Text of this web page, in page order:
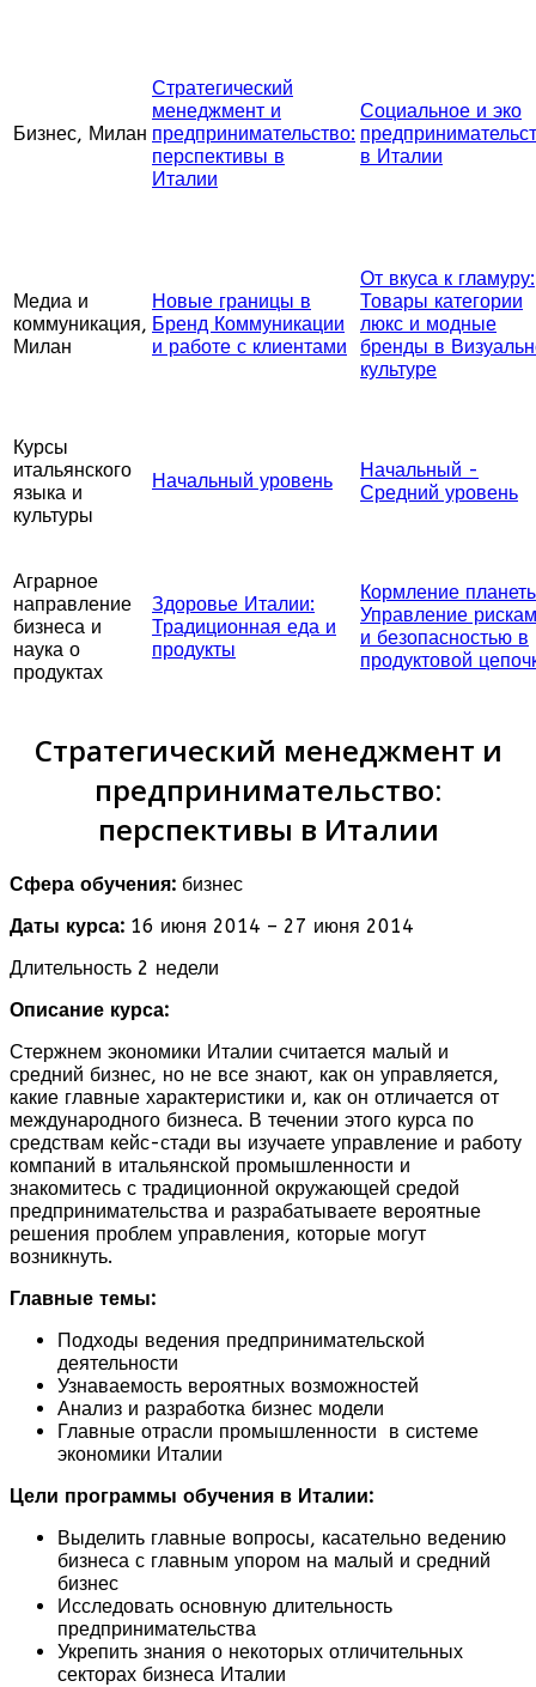
Бизнес, Милан
Стратегический
менеджмент и
предпринимательство:
перспективы в
Италии
Социальное и эко
в Италии
Медиа и
коммуникация,
Милан
Новые границы в
Бренд Коммуникации
и работе с клиентами
От вкуса к гламуру:
Товары категории
люкс и модные
бренды в
культуре
Курсы
итальянского
языка и
культуры
Начальный уровень
Начальный -
Средний уровень
Аграрное
направление
бизнеса и
наука о
продуктах
Здоровье Италии:
Традиционная еда и
продукты
Кормление
Управление
и безопасностью в
продуктовой
Стратегический менеджмент и
предпринимательство:
перспективы в Италии
Сфера обучения: бизнес
Даты курса: 16 июня 2014 – 27 июня 2014
Длительность 2 недели
Описание курса:
Стержнем экономики Италии считается малый и
средний бизнес, но не все знают, как он управляется,
какие главные характеристики и, как он отличается от
международного бизнеса. В течении этого курса по
средствам кейс-стади вы изучаете управление и работу
компаний в итальянской промышленности и
знакомитесь с традиционной окружающей средой
предпринимательства и разрабатываете вероятные
решения проблем управления, которые могут
возникнуть.
Главные темы:
Подходы ведения предпринимательской
деятельности
Узнаваемость вероятных возможностей
Анализ и разработка бизнес модели
Главные отрасли промышленности в системе
экономики Италии
Цели программы обучения в Италии:
Выделить главные вопросы, касательно ведению
бизнеса с главным упором на малый и средний
бизнес
Исследовать основную длительность
предпринимательства
Укрепить знания о некоторых отличительных
секторах бизнеса Италии